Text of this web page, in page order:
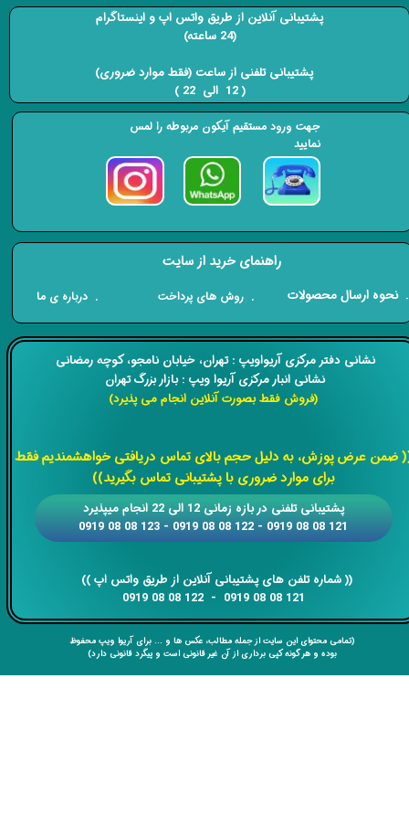
​​نشانی دفتر مرکزی آریواویپ : تهران، خیابان نامجو،کوچه رمضانی
نشانی انبار مرکزی آریوا ویپ : بازار بزرگ تهران
(فروش فقط بصورت آنلاین انجام می پذیرد)
ضمن عرض پوزش، به دلیل حجم بالای تماس دریافتی خواهشمندیم فقط
برای موارد ضروری با پشتیبانی تماس بگیرید))
​​​​​​​​​​​​​​(( ​​​​​​​شماره تلفن های پشتیبانی آنلاین از طریق واتس اپ ))
​​​​​​​121 08 08 0919 - 122 08 08 0919
​​پشتیبانی تلفنی در بازه زمانی 12 الی 22 انجام میپذیرد
121 08 08 0919 - 122 08 08 0919 - 123 08 08 0919
(تمامی محتوای این سایت از جمله مطالب، عکس ها و ... برای آریوا ویپ محفوظ
بوده و هر گونه کپی برداری از آن غیر قانونی است و پیگرد قانونی دارد)
راهنمای خرید از سایت
​. نحوه ارسال محصولات . روش های پرداخت . درباره ی ما
پشتیبانی آنلاین از طریق واتس اپ و اینستاگرام
(24 ساعته)
​​​​​​​ پشتیبانی تلفنی از ساعت (فقط موارد ضروری)
( 12 الی 22 ) ​​​​​​​
جهت ورود مستقیم آیکون مربوطه را لمس
نمایید